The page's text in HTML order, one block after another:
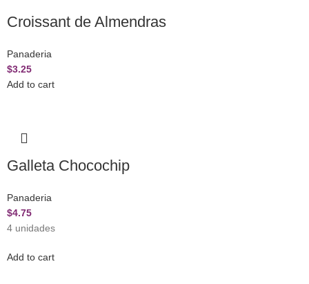
Croissant de Almendras
Panaderia
$3.25
Add to cart
Galleta Chocochip
Panaderia
$4.75
4 unidades
Add to cart